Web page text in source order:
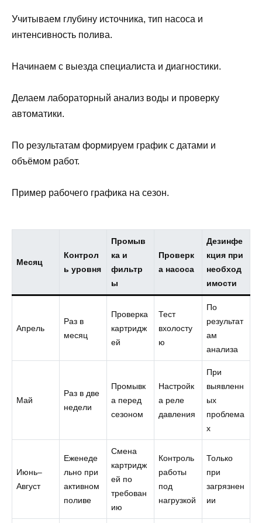
Учитываем глубину источника, тип насоса и
интенсивность полива.
Начинаем с выезда специалиста и диагностики.
Делаем лабораторный анализ воды и проверку
автоматики.
По результатам формируем график с датами и
объёмом работ.
Пример рабочего графика на сезон.
Месяц
Контрол
ь уровня
Промыв
ка и
фильтр
ы
Проверк
а насоса
Дезинфе
кция при
необход
имости
Апрель
Раз в
месяц
Проверка
картридж
ей
Тест
вхолосту
ю
По
результат
ам
анализа
Май
Раз в две
недели
Промывк
а перед
сезоном
Настройк
а реле
давления
При
выявленн
ых
проблема
х
Июнь–
Август
Еженеде
льно при
активном
поливе
Смена
картридж
ей по
требован
ию
Контроль
работы
под
нагрузкой
Только
при
загрязнен
ии